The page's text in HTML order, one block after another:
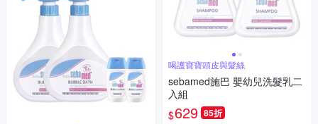
喝護寶寶頭皮與髮絲
sebamed施巴 嬰幼兒洗髮乳二
入組
$629 85折